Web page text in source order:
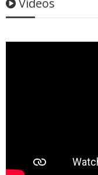
Vídeos